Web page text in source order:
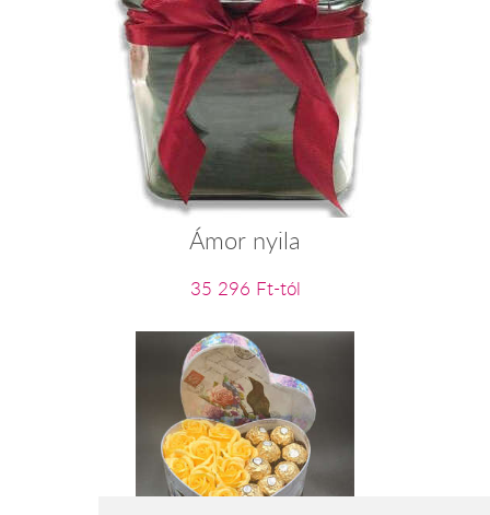
Ámor nyila
35 296 Ft-tól